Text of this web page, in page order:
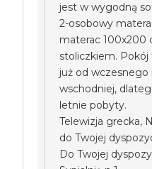
jest w wygodną
2-osobowy
materac 100x200
stoliczkiem. Pokój
już od wczesnego
wschodniej,
letnie pobyty.
Telewizja grecka,
do Twojej
Do Twojej